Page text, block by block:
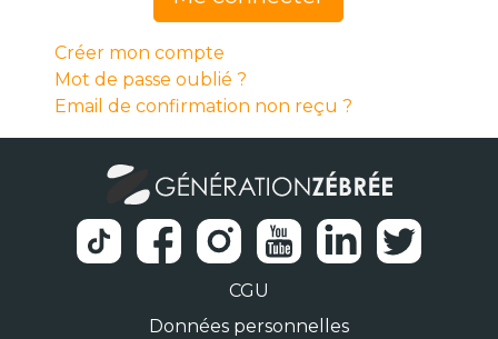
Créer mon compte
Mot de passe oublié ?
Email de confirmation non reçu ?
CGU
Données personnelles